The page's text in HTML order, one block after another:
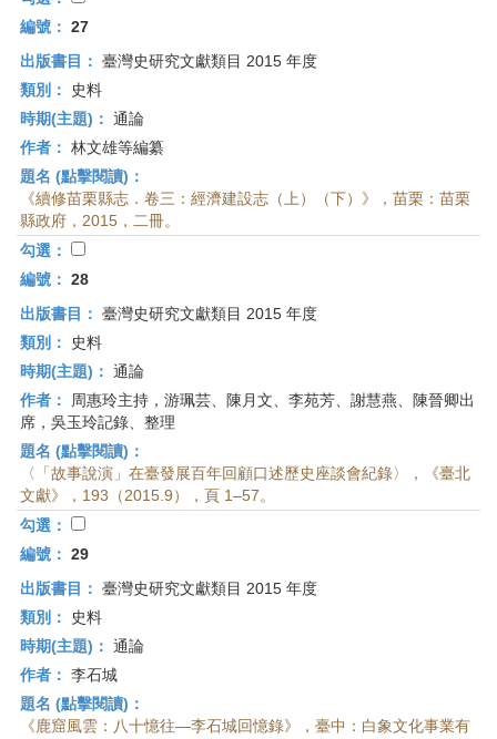
編號： 27
出版書目： 臺灣史研究文獻類目 2015 年度
類別：
史料
時期(主題)： 通論
作者： 林文雄等編纂
題名 (點擊閱讀)：
《續修苗栗縣志．卷三：經濟建設志（上）（下）》，苗栗：苗栗
縣政府，2015，二冊。
勾選：
編號： 28
出版書目： 臺灣史研究文獻類目 2015 年度
類別：
史料
時期(主題)： 通論
作者：
周惠玲主持，游珮芸、陳月文、李苑芳、謝慧燕、陳晉卿出
席，吳玉玲記錄、整理
題名 (點擊閱讀)：
〈「故事說演」在臺發展百年回顧口述歷史座談會紀錄〉，《臺北
文獻》，193（2015.9），頁 1–57。
勾選：
編號： 29
出版書目： 臺灣史研究文獻類目 2015 年度
類別：
史料
時期(主題)： 通論
作者： 李石城
題名 (點擊閱讀)：
《鹿窟風雲：八十憶往—李石城回憶錄》，臺中：白象文化事業有